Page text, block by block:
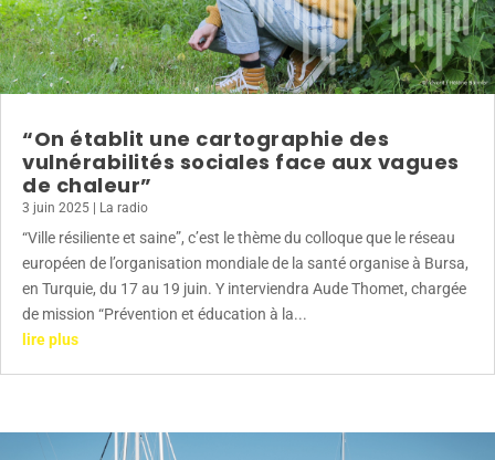
“On établit une cartographie des
vulnérabilités sociales face aux vagues
de chaleur”
3 juin 2025 La radio
“Ville résiliente et saine”, c’est le thème du colloque que le réseau
européen de l’organisation mondiale de la santé organise à Bursa,
en Turquie, du 17 au 19 juin. Y interviendra Aude Thomet, chargée
de mission “Prévention et éducation à la...
lire plus